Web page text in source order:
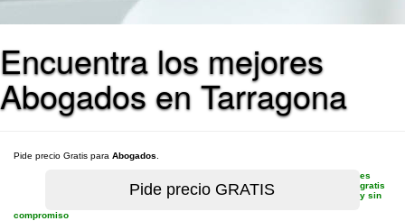
Encuentra los mejores
Abogados en Tarragona
Pide precio Gratis para Abogados
es
gratis
y sin
compromiso